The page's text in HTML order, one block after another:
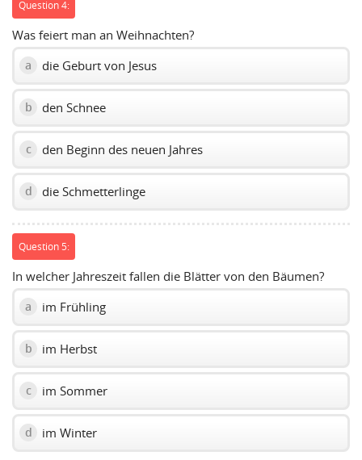
Question 4:
Was feiert man an Weihnachten?
a die Geburt von Jesus
b den Schnee
c den Beginn des neuen Jahres
d die Schmetterlinge
Question 5:
In welcher Jahreszeit fallen die Blätter von den Bäumen?
a im Frühling
b im Herbst
c im Sommer
d im Winter